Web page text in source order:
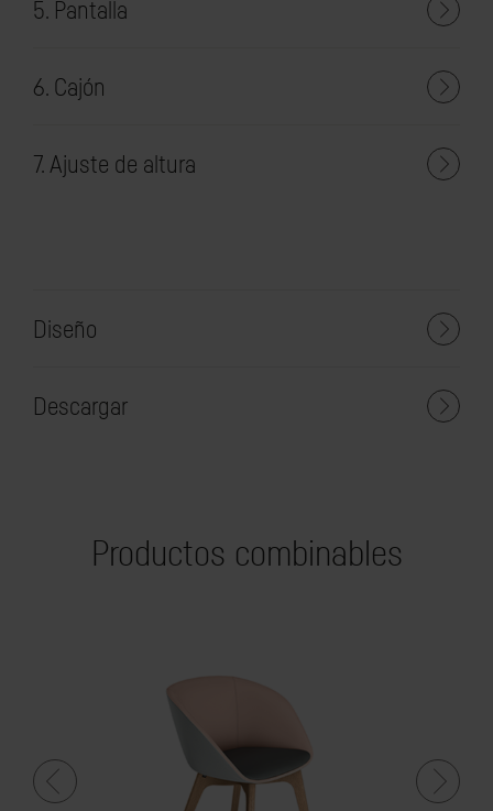
5. Pantalla
6. Cajón
7. Ajuste de altura
Diseño
Descargar
Productos combinables